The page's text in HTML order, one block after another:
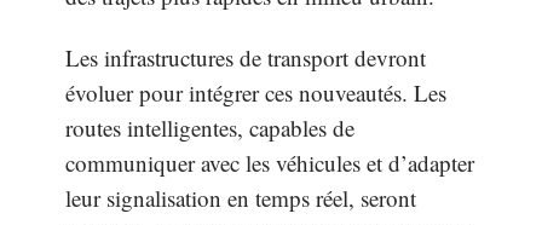
Les infrastructures de transport devront
évoluer pour intégrer ces nouveautés. Les
routes intelligentes, capables de
communiquer avec les véhicules et d’adapter
leur signalisation en temps réel, seront